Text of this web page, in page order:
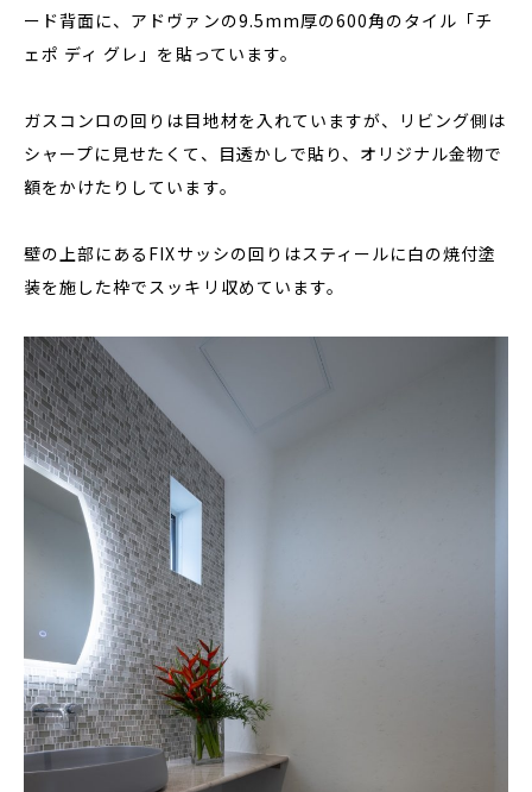
ード背面に、アドヴァンの9.5mm厚の600角のタイル「チ
ェポ ディ グレ」を貼っています。
ガスコンロの回りは目地材を入れていますが、リビング側は
シャープに見せたくて、目透かしで貼り、オリジナル金物で
額をかけたりしています。
壁の上部にあるFIXサッシの回りはスティールに白の焼付塗
装を施した枠でスッキリ収めています。